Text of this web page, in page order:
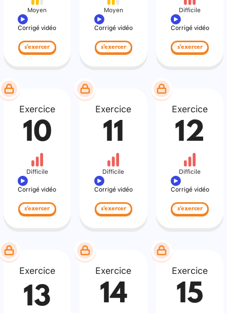
Moyen
Corrigé vidéo
s'exercer
Moyen
Corrigé vidéo
s'exercer
Difficile
Corrigé vidéo
s'exercer
Exercice
10
Difficile
Corrigé vidéo
s'exercer
Exercice
11
Difficile
Corrigé vidéo
s'exercer
Exercice
12
Difficile
Corrigé vidéo
s'exercer
Exercice
13
Exercice
14
Exercice
15